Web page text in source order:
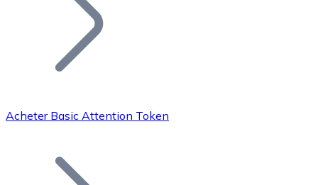
Bitcoin
Acheter Basic Attention Token